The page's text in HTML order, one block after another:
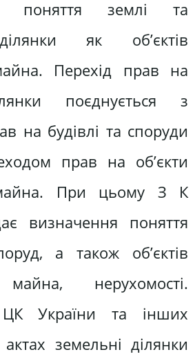
поняття землі та
як об’єктів
Перехід прав на
поєднується з
на будівлі та споруди
прав на об’єкти
При цьому З К
визначення поняття
а також об’єктів
нерухомості.
України та інших
земельні ділянки